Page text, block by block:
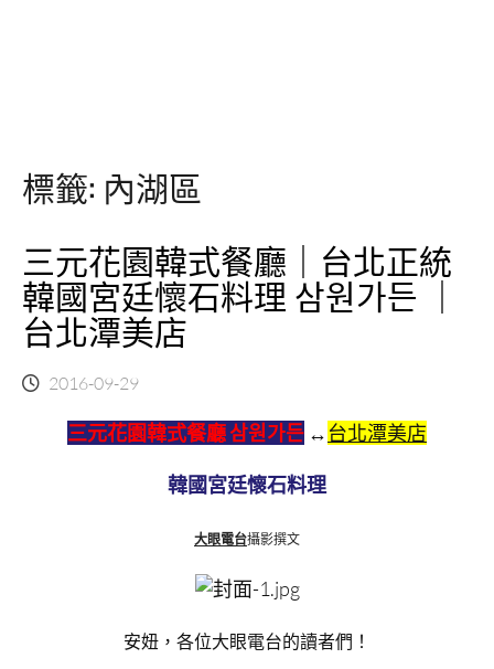
標籤: 內湖區
三元花園韓式餐廳｜台北正統
韓國宮廷懷石料理 삼원가든 ｜
台北潭美店
2016-09-29
三元花園韓式餐廳 삼원가든 ↔ 台北潭美店
韓國宮廷懷石料理
大眼電台攝影撰文
安妞，各位大眼電台的讀者們！